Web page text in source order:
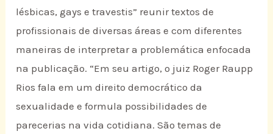
lésbicas, gays e travestis” reunir textos de
profissionais de diversas áreas e com diferentes
maneiras de interpretar a problemática enfocada
na publicação. “Em seu artigo, o juiz Roger Raupp
Rios fala em um direito democrático da
sexualidade e formula possibilidades de
parecerias na vida cotidiana. São temas de